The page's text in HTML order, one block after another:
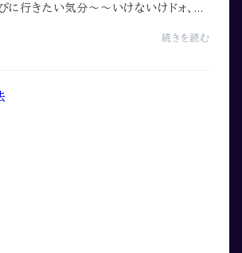
行きたい気分〜〜いけないけドォ、、、
みをお届けしたく、Sunhhine Spiritの冒
続きを読む